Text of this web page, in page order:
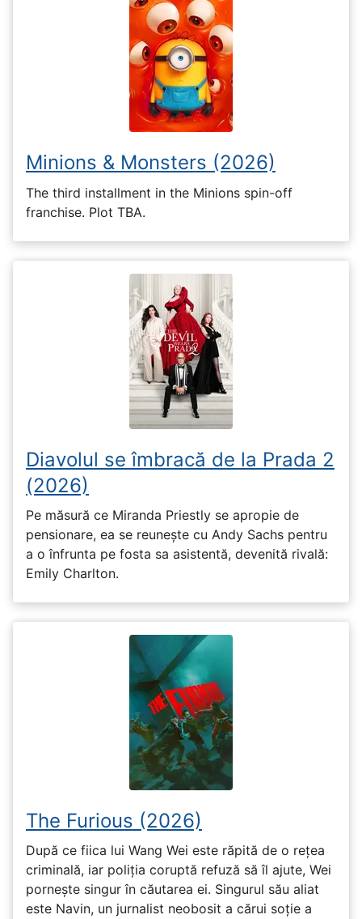
Minions & Monsters (2026)
The third installment in the Minions spin-off
franchise. Plot TBA.
Diavolul se îmbracă de la Prada 2
(2026)
Pe măsură ce Miranda Priestly se apropie de
pensionare, ea se reunește cu Andy Sachs pentru
a o înfrunta pe fosta sa asistentă, devenită rivală:
Emily Charlton.
The Furious (2026)
După ce fiica lui Wang Wei este răpită de o rețea
criminală, iar poliția coruptă refuză să îl ajute, Wei
pornește singur în căutarea ei. Singurul său aliat
este Navin, un jurnalist neobosit a cărui soție a